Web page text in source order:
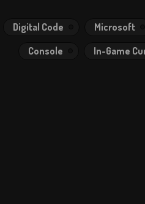
Digital Code Microsoft
Console
In-Game